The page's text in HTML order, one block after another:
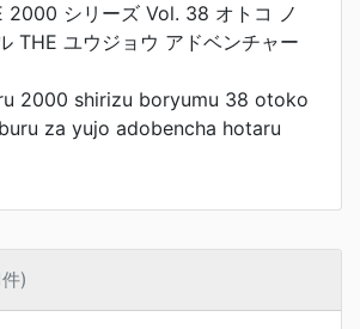
2000 シリーズ Vol. 38 オトコ ノ
THE ユウジョウ アドベンチャー
2000 shirizu boryumu 38 otoko
za yujo adobencha hotaru
)